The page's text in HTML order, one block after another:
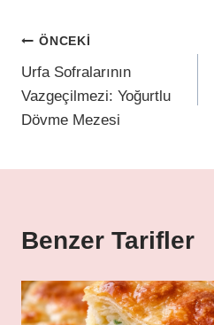
ÖNCEKI
Urfa Sofralarının
Vazgeçilmezi: Yoğurtlu
Dövme Mezesi
Benzer Tarifler